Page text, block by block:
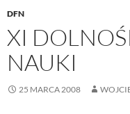
DFN
XI
NAUKI
25 MARCA 2008